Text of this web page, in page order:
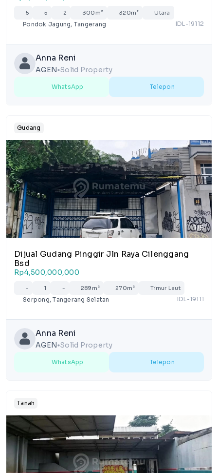
5 5 2 300m² 320m² Utara
Pondok Jagung, Tangerang IDL-19112
Anna Reni
AGEN lens Solid Property
WhatsApp Telepon
Gudang
1/5
Dijual Gudang Pinggir Jln Raya Cilenggang
Bsd
Rp4,500,000,000
- 1 - 289m² 270m² Timur Laut
Serpong, Tangerang Selatan IDL-19111
Anna Reni
AGEN lens Solid Property
WhatsApp Telepon
Tanah